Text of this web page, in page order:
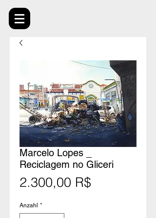
Marcelo Lopes _
Reciclagem no Gliceri
2.300,00 R$
Anzahl *